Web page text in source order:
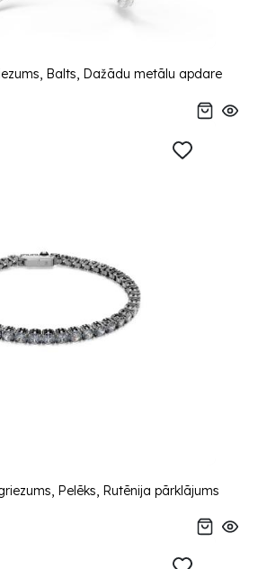
Balts, Dažādu metālu apdare
Pelēks, Rutēnija pārklājums